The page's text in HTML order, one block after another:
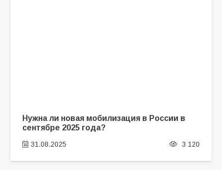
Нужна ли новая мобилизация в России в
сентябре 2025 года?
31.08.2025 3 120